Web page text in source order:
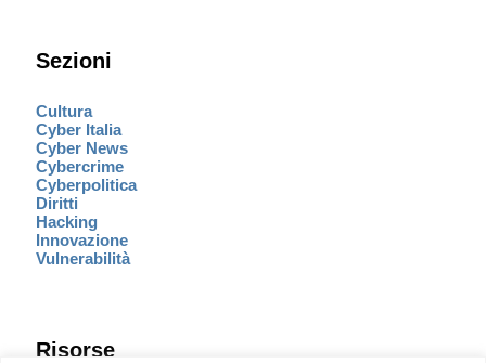
Sezioni
Cultura
Cyber Italia
Cyber News
Cybercrime
Cyberpolitica
Diritti
Hacking
Innovazione
Vulnerabilità
Risorse